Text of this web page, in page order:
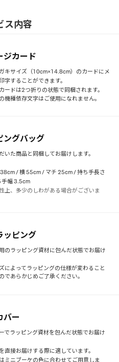
ス内容
ジカード
キサイズ（10cm×14.8cm）のカードにメ
字することができます。
ードは2つ折りの状態で同梱されます。
機種依存文字はご使用になれません。
ングバッグ
いた商品と同梱してお届けします。
/ 横 55cm / マチ 25cm / 持ち手長さ
幅 3.5cm
上、多少のしわがある場合がございま
ッピング
のラッピング資材に包んだ状態でお届け
によってラッピングの仕様が変わること
であらかじめご了承ください。
バー
でラッピング資材を包んだ状態でお届け
直接お届けする際に適しています。
ミニブーケの色に合わせてご用意しま